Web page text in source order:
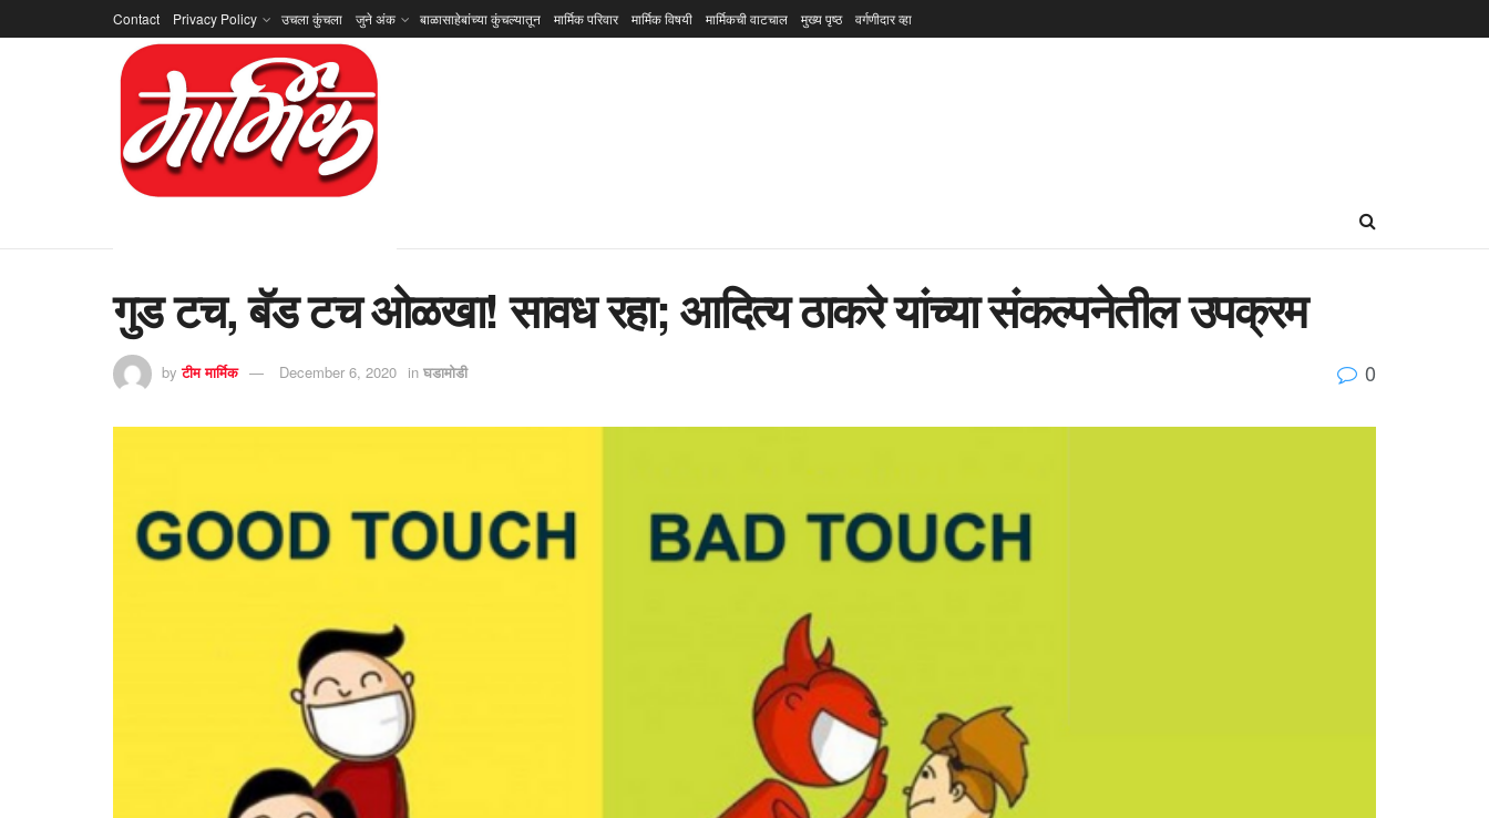
Contact Privacy Policy उचला कुंचला जुने अंक बाळासाहेबांच्या कुंचल्यातून मार्मिक परिवार मार्मिक विषयी मार्मिकची वाटचाल मुख्य पृष्ठ वर्गणीदार व्हा
गुड टच, बॅड टच ओळखा! सावध रहा; आदित्य ठाकरे यांच्या संकल्पनेतील उपक्रम
by टीम मार्मिक December 6, 2020 in घडामोडी 0